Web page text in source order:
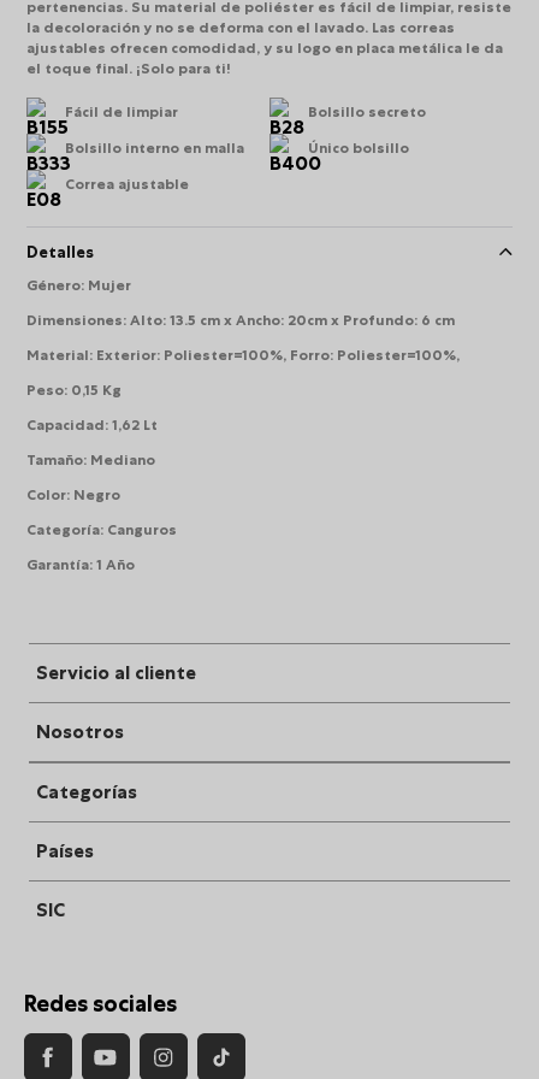
pertenencias. Su material de poliéster es fácil de limpiar, resiste
la decoloración y no se deforma con el lavado. Las correas
ajustables ofrecen comodidad, y su logo en placa metálica le da
el toque final. ¡Solo para ti!
Fácil de limpiar
Bolsillo secreto
Bolsillo interno en malla
Único bolsillo
Correa ajustable
Detalles
Género: Mujer
Dimensiones:Alto: 13.5 cm x Ancho: 20cm x Profundo: 6 cm
Material: Exterior: Poliester=100%, Forro: Poliester=100%,
Peso: 0,15 Kg
Capacidad:1,62 Lt
Tamaño: Mediano
Color: Negro
Categoría: Canguros
Garantía:1 Año
Servicio al cliente
Nosotros
Categorías
Países
SIC
Redes sociales